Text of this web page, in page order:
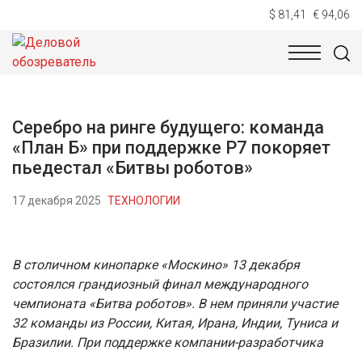
$ 81,41 € 94,06
НОВОСТИ
Серебро на ринге будущего: команда
«План Б» при поддержке Р7 покоряет
пьедестал «Битвы роботов»
17 декабря 2025 ТЕХНОЛОГИИ
В столичном кинопарке «Москино» 13 декабря
состоялся грандиозный финал международного
чемпионата «Битва роботов». В нем приняли участие
32 команды из России, Китая, Ирана, Индии, Туниса и
Бразилии. При поддержке компании-разработчика